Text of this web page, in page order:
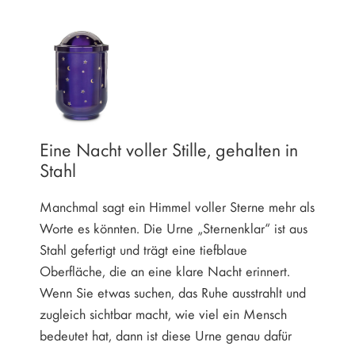
Eine Nacht voller Stille, gehalten in
Stahl
Manchmal sagt ein Himmel voller Sterne mehr als
Worte es könnten. Die Urne „Sternenklar“ ist aus
Stahl gefertigt und trägt eine tiefblaue
Oberfläche, die an eine klare Nacht erinnert.
Wenn Sie etwas suchen, das Ruhe ausstrahlt und
zugleich sichtbar macht, wie viel ein Mensch
bedeutet hat, dann ist diese Urne genau dafür